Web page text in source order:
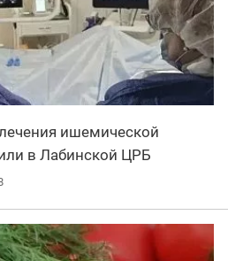
ишемической
в Лабинской ЦРБ